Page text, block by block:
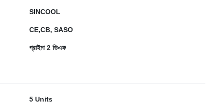
SINCOOL
CE,CB, SASO
প্রাইমা 2 ডিএফ
5 Units